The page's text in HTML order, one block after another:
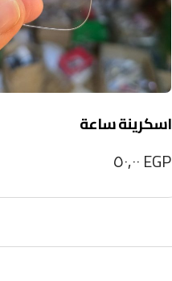
اسكرينة ساعة
EGP